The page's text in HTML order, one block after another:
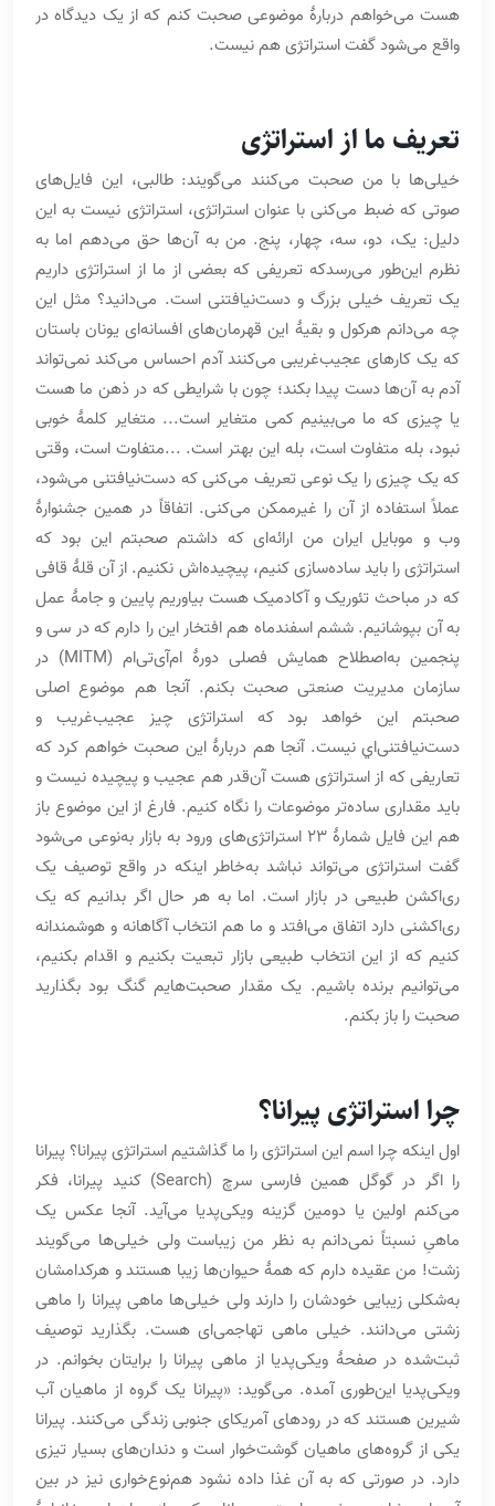
هست می‌خواهم دربارۀ موضوعی صحبت کنم که از یک دیدگاه در
واقع می‌شود گفت استراتژی هم نیست.
تعریف ما از استراتژی
خیلی‌ها با من صحبت می‌کنند می‌گویند: طالبی، این فایل‌های
صوتی که ضبط می‌کنی با عنوان استراتژی، استراتژی نیست به این
دلیل: یک، دو، سه، چهار، پنج. من به آن‌ها حق می‌دهم اما به
نظرم این‌طور می‌رسدکه تعریفی که بعضی از ما از استراتژی داریم
یک تعریف خیلی بزرگ و دست‌نیافتنی است. می‌دانید؟ مثل این
چه می‌دانم هرکول و بقیۀ این قهرمان‌های افسانه‌ای یونان باستان
که یک کارهای عجیب‌غریبی می‌کنند آدم احساس می‌کند نمی‌تواند
آدم به آن‌ها دست پیدا بکند؛ چون با شرایطی که در ذهن ما هست
یا چیزی که ما می‌بینیم کمی متغایر است... متغایر کلمۀ خوبی
نبود، بله متفاوت است، بله این بهتر است. ...متفاوت است، وقتی
که یک چیزی را یک نوعی تعریف می‌کنی که دست‌نیافتنی می‌شود،
عملاً استفاده از آن را غیرممکن می‌کنی. اتفاقاً در همین جشنوارۀ
وب و موبایل ایران من ارائه‌ای که داشتم صحبتم این بود که
استراتژی را باید ساده‌سازی کنیم، پیچیده‌اش نکنیم. از آن قلۀ قافی
که در مباحث تئوریک و آکادمیک هست بیاوریم پایین و جامۀ عمل
به آن بپوشانیم. ششم اسفندماه هم افتخار این را دارم که در سی و
پنجمین به‌اصطلاح همایش فصلی دورۀ ام‌آی‌تی‌ام (MITM) در
سازمان مدیریت صنعتی صحبت بکنم. آنجا هم موضوع اصلی
صحبتم این خواهد بود که استراتژی چیز عجیب‌غریب و
دست‌نیافتنی‌اي نیست. آنجا هم دربارۀ این صحبت خواهم کرد که
تعاریفی که از استراتژی هست آن‌قدر هم عجیب و پیچیده نیست و
باید مقداری ساده‌تر موضوعات را نگاه کنیم. فارغ از این موضوع باز
هم این فایل شمارۀ 23 استراتژی‌های ورود به بازار به‌نوعی می‌شود
گفت استراتژی می‌تواند نباشد به‌خاطر اینکه در واقع توصیف یک
ری‌اکشن طبیعی در بازار است. اما به هر حال اگر بدانیم که یک
ری‌اکشنی دارد اتفاق می‌افتد و ما هم انتخاب آگاهانه و هوشمندانه
کنیم که از این انتخاب طبیعی بازار تبعیت بکنیم و اقدام بکنیم،
می‌توانیم برنده باشیم. یک مقدار صحبت‌هایم گنگ بود بگذارید
صحبت را باز بکنم.
چرا استراتژی پیرانا؟
اول اینکه چرا اسم این استراتژی را ما گذاشتیم استراتژی پیرانا؟ پیرانا
را اگر در گوگل همین فارسی سرچ (Search) کنید پیرانا، فکر
می‌کنم اولین یا دومین گزینه ویکی‌پدیا می‌آید. آنجا عکس یک
ماهیِ نسبتاً نمی‌دانم به نظر من زیباست ولی خیلی‌ها می‌گویند
زشت! من عقیده دارم که همۀ حیوان‌ها زیبا هستند و هرکدامشان
به‌شکلی زیبایی خودشان را دارند ولی خیلی‌ها ماهی پیرانا را ماهی
زشتی می‌دانند. خیلی ماهی تهاجمی‌ای هست. بگذارید توصیف
ثبت‌شده در صفحۀ ویکی‌پدیا از ماهی پیرانا را برایتان بخوانم. در
ویکی‌پدیا این‌طوری آمده. می‌گوید: «پیرانا یک گروه از ماهیان آب
شیرین هستند که در رودهای آمریکای جنوبی زندگی می‌کنند. پیرانا
یکی از گروه‌های ماهیان گوشت‌خوار است و دندان‌های بسیار تیزی
دارد. در صورتی که به آن غذا داده نشود هم‌نوع‌خواری نیز در بین